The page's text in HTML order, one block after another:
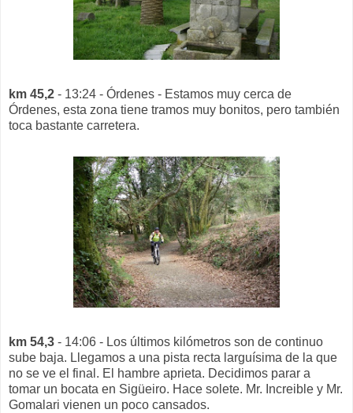
km 45,2 - 13:24 - Órdenes - Estamos muy cerca de
Órdenes, esta zona tiene tramos muy bonitos, pero también
toca bastante carretera.
km 54,3 - 14:06 - Los últimos kilómetros son de continuo
sube baja. Llegamos a una pista recta larguísima de la que
no se ve el final. El hambre aprieta. Decidimos parar a
tomar un bocata en Sigüeiro. Hace solete. Mr. Increible y Mr.
Gomalari vienen un poco cansados.